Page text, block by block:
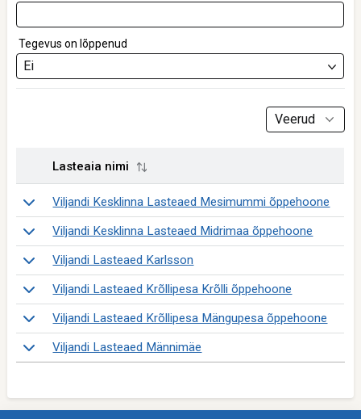
Tegevus on lõppenud
Ei
Veerud
Lasteaia nimi
Lasteaia nimi
Viljandi Kesklinna Lasteaed Mesimummi õppehoone
Viljandi Kesklinna Lasteaed Midrimaa õppehoone
Viljandi Lasteaed Karlsson
Viljandi Lasteaed Krõllipesa Krõlli õppehoone
Viljandi Lasteaed Krõllipesa Mängupesa õppehoone
Viljandi Lasteaed Männimäe